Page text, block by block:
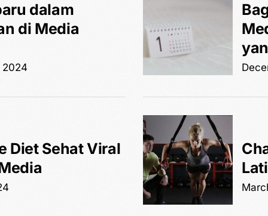
dalam
di Media
2024
Diet Sehat Viral